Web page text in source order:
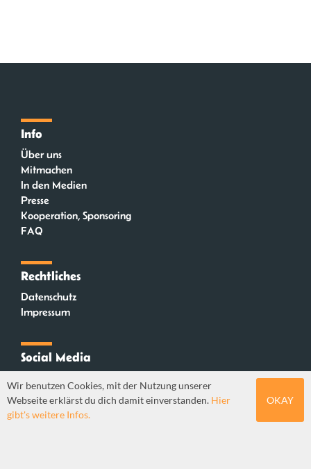
Info
Über uns
Mitmachen
In den Medien
Presse
Kooperation, Sponsoring
FAQ
Rechtliches
Datenschutz
Impressum
Social Media
Mastodon
Wir benutzen Cookies, mit der Nutzung unserer
Webseite erklärst du dich damit einverstanden. Hier
gibt's weitere Infos.
OKAY